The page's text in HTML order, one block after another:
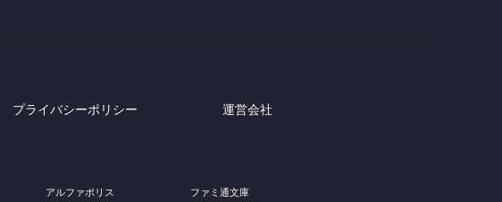
プライバシーポリシー 運営会社
アルファポリス
ファミ通文庫